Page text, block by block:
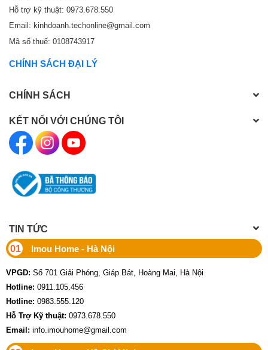
Hỗ trợ kỹ thuật: 0973.678.550
Email: kinhdoanh.techonline@gmail.com
Mã số thuế: 0108743917
CHÍNH SÁCH ĐẠI LÝ
CHÍNH SÁCH
KẾT NỐI VỚI CHÚNG TÔI
TIN TỨC
01
Imou Home - Hà Nội
VPGD: Số 701 Giải Phóng, Giáp Bát, Hoàng Mai, Hà Nội
Hotline: 0911.105.456
Hotline: 0983.555.120
Hỗ Trợ Kỹ thuật: 0973.678.550
Email: info.imouhome@gmail.com